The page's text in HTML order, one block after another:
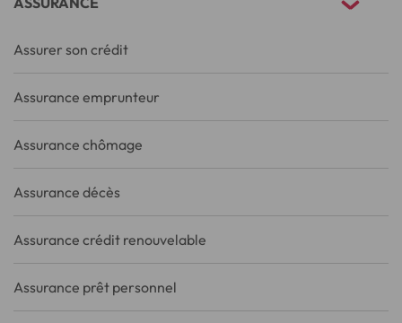
Assurer son crédit
Assurance emprunteur
Assurance chômage
Assurance décès
Assurance crédit renouvelable
Assurance prêt personnel